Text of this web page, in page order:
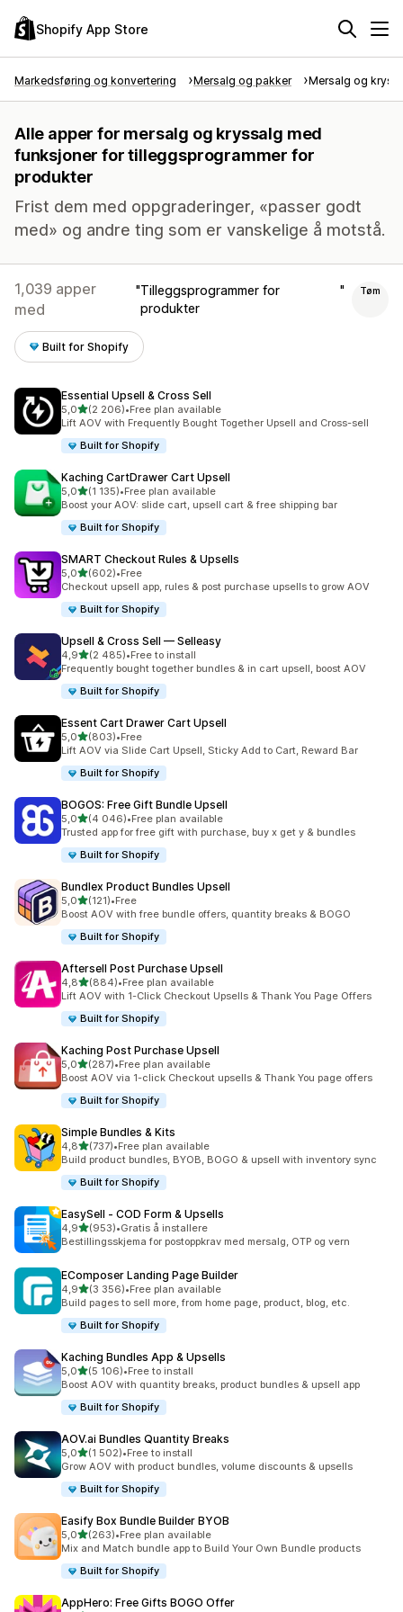
Shopify App Store
Markedsføring og konvertering Mersalg og pakker Mersalg og
Alle apper for mersalg og kryssalg med
funksjoner for tilleggsprogrammer for
produkter
Frist dem med oppgraderinger, «passer godt
med» og andre ting som er vanskelige å motstå.
1,039 apper
med
Tilleggsprogrammer for
produkter
Tøm
Built for Shopify
Essential Upsell & Cross Sell
5,0av 5 stjerner
(2 206)
Totalt 2206 omtaler
•Free plan available
Lift AOV with Frequently Bought Together Upsell and Cross-sell
Built for Shopify
Kaching CartDrawer Cart Upsell
5,0av 5 stjerner
(1 135)
Totalt 1135 omtaler
•Free plan available
Boost your AOV: slide cart, upsell cart & free shipping bar
Built for Shopify
SMART Checkout Rules & Upsells
5,0av 5 stjerner
(602)
Totalt 602 omtaler
•Free
Checkout upsell app, rules & post purchase upsells to grow AOV
Built for Shopify
Upsell & Cross Sell — Selleasy
4,9av 5 stjerner
(2 485)
Totalt 2485 omtaler
•Free to install
Frequently bought together bundles & in cart upsell, boost AOV
Built for Shopify
Essent Cart Drawer Cart Upsell
5,0av 5 stjerner
(803)
Totalt 803 omtaler
•Free
Lift AOV via Slide Cart Upsell, Sticky Add to Cart, Reward Bar
Built for Shopify
BOGOS: Free Gift Bundle Upsell
5,0av 5 stjerner
(4 046)
Totalt 4046 omtaler
•Free plan available
Trusted app for free gift with purchase, buy x get y & bundles
Built for Shopify
Bundlex Product Bundles Upsell
5,0av 5 stjerner
(121)
Totalt 121 omtaler
•Free
Boost AOV with free bundle offers, quantity breaks & BOGO
Built for Shopify
Aftersell Post Purchase Upsell
4,8av 5 stjerner
(884)
Totalt 884 omtaler
•Free plan available
Lift AOV with 1-Click Checkout Upsells & Thank You Page Offers
Built for Shopify
Kaching Post Purchase Upsell
5,0av 5 stjerner
(287)
Totalt 287 omtaler
•Free plan available
Boost AOV via 1-click Checkout upsells & Thank You page offers
Built for Shopify
Simple Bundles & Kits
4,8av 5 stjerner
(737)
Totalt 737 omtaler
•Free plan available
Build product bundles, BYOB, BOGO & upsell with inventory sync
Built for Shopify
EasySell ‑ COD Form & Upsells
4,9av 5 stjerner
(953)
Totalt 953 omtaler
•Gratis å installere
Bestillingsskjema for postoppkrav med mersalg, OTP og vern
EComposer Landing Page Builder
4,9av 5 stjerner
(3 356)
Totalt 3356 omtaler
•Free plan available
Build pages to sell more, from home page, product, blog, etc.
Built for Shopify
Kaching Bundles App & Upsells
5,0av 5 stjerner
(5 106)
Totalt 5106 omtaler
•Free to install
Boost AOV with quantity breaks, product bundles & upsell app
Built for Shopify
AOV.ai Bundles Quantity Breaks
5,0av 5 stjerner
(1 502)
Totalt 1502 omtaler
•Free to install
Grow AOV with product bundles, volume discounts & upsells
Built for Shopify
Easify Box Bundle Builder BYOB
5,0av 5 stjerner
(263)
Totalt 263 omtaler
•Free plan available
Mix and Match bundle app to Build Your Own Bundle products
Built for Shopify
AppHero: Free Gifts BOGO Offer